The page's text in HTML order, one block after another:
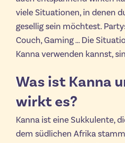
viele Situationen, in denen
gesellig sein möchtest.
Couch, Gaming … Die
Kanna verwenden kannst,
Was ist Kanna
wirkt es?
Kanna ist eine Sukkulente,
dem südlichen Afrika